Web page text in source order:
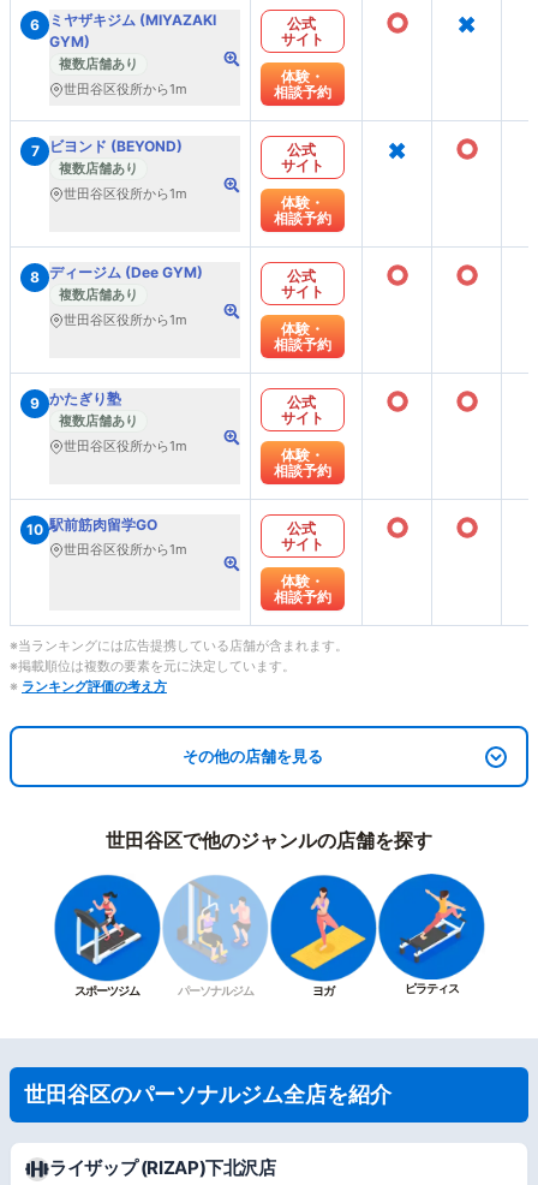
6
ミヤザキジム (MIYAZAKI
GYM)
複数店舗あり
世田谷区役所から1m
公式
サイト
体験・
相談予約
○ ×
7 ビヨンド (BEYOND)
複数店舗あり
世田谷区役所から1m
公式
サイト
体験・
相談予約
× ○
8 ディージム (Dee GYM)
複数店舗あり
世田谷区役所から1m
公式
サイト
体験・
相談予約
○ ○
9 かたぎり塾
複数店舗あり
世田谷区役所から1m
公式
サイト
体験・
相談予約
○ ○
10 駅前筋肉留学GO
世田谷区役所から1m
公式
サイト
体験・
相談予約
○ ○
※当ランキングには広告提携している店舗が含まれます。
※掲載順位は複数の要素を元に決定しています。
※ ランキング評価の考え方
その他の店舗を見る
世田谷区で他のジャンルの店舗を探す
スポーツジム パーソナルジム ヨガ ピラティス
世田谷区のパーソナルジム全店を紹介
ライザップ (RIZAP)下北沢店